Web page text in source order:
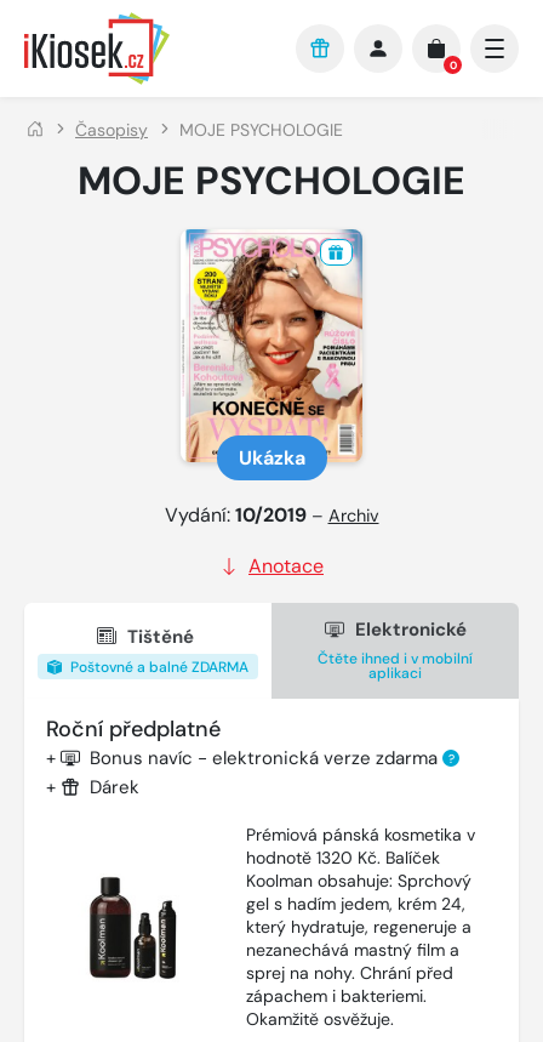
Přejít na hlavní obsah
0
Časopisy MOJE PSYCHOLOGIE
MOJE PSYCHOLOGIE
Ukázka
Vydání:10/2019 – Archiv
Anotace
Tištěné
Poštovné a balné ZDARMA
Elektronické
Čtěte ihned i v mobilní
aplikaci
Roční předplatné
+ Bonus navíc - elektronická verze zdarma ?
+ Dárek
Prémiová pánská kosmetika v
hodnotě 1320 Kč. Balíček
Koolman obsahuje: Sprchový
gel s hadím jedem, krém 24,
který hydratuje, regeneruje a
nezanechává mastný film a
sprej na nohy. Chrání před
zápachem i bakteriemi.
Okamžitě osvěžuje.